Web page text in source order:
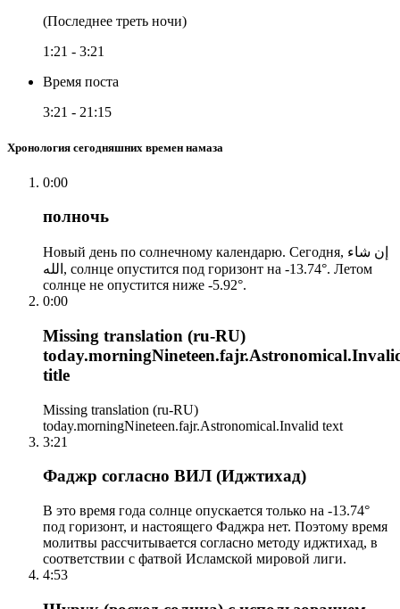
(Последнее треть ночи)
1:21 - 3:21
Время поста
3:21 - 21:15
Хронология сегодняшних времен намаза
0:00
полночь
Новый день по солнечному календарю. Сегодня, إن شاء
الله, солнце опустится под горизонт на -13.74°. Летом
солнце не опустится ниже -5.92°.
0:00
Missing translation (ru-RU)
title
Missing translation (ru-RU)
today.morningNineteen.fajr.Astronomical.Invalid text
3:21
Фаджр согласно ВИЛ (Иджтихад)
В это время года солнце опускается только на -13.74°
под горизонт, и настоящего Фаджра нет. Поэтому время
молитвы рассчитывается согласно методу иджтихад, в
соответствии с фатвой Исламской мировой лиги.
4:53